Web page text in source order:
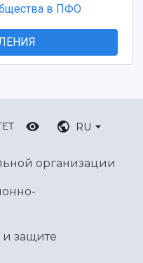
в ПФО
RU
организации
и защите